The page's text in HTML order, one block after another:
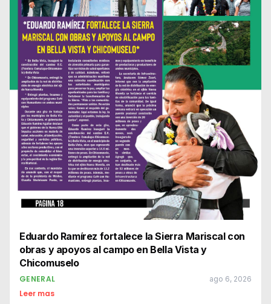
Eduardo Ramírez fortalece la Sierra Mariscal con
obras y apoyos al campo en Bella Vista y
Chicomuselo
GENERAL ago 6, 2026
Leer mas